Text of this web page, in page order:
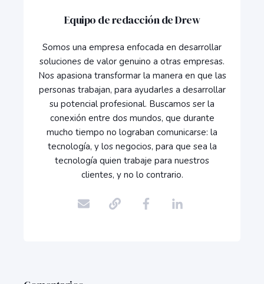
Equipo de redacción de Drew
Somos una empresa enfocada en desarrollar
soluciones de valor genuino a otras empresas.
Nos apasiona transformar la manera en que las
personas trabajan, para ayudarles a desarrollar
su potencial profesional. Buscamos ser la
conexión entre dos mundos, que durante
mucho tiempo no lograban comunicarse: la
tecnología, y los negocios, para que sea la
tecnología quien trabaje para nuestros
clientes, y no lo contrario.